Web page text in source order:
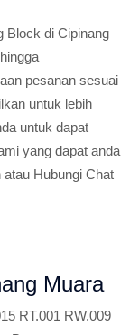
Block di Cipinang
pesanan sesuai
untuk lebih
untuk dapat
yang dapat anda
atau Hubungi Chat
Muara
RT.001 RW.009